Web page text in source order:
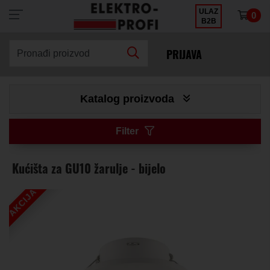
×
ULAZ
B2B
0
Pronađi proizvod PRIJAVA
Katalog proizvoda
Filter
Kućišta za GU10 žarulje - bijelo
AKCIJA